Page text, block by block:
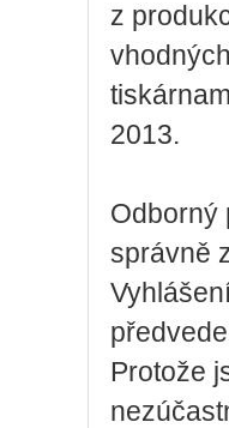
z
2013.
Odborný
správně
Protože